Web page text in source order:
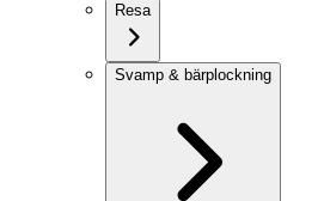
Resa
Svamp & bärplockning